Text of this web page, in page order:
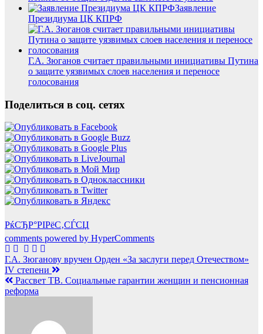
Заявление
Президиума ЦК КПРФ
Г.А. Зюганов считает правильными инициативы Путина
о защите уязвимых слоев населения и переносе
голосования
Поделиться в соц. сетях
РќСЂР°РІРёС‚СЃСЏ
comments powered by HyperComments
Навигация
по
записям
Г.А. Зюганову вручен Орден «За заслуги перед Отечеством»
IV степени
Рассвет ТВ. Социальные гарантии женщин и пенсионная
реформа